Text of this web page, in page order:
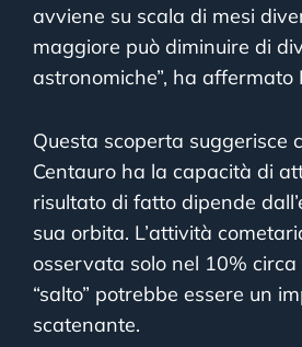
avviene su scala di mesi
maggiore può diminuire di
astronomiche”, ha affermato
Questa scoperta suggerisce
Centauro ha la capacità di
risultato di fatto dipende
sua orbita. L’attività
osservata solo nel 10% circa
“salto” potrebbe essere un
scatenante.